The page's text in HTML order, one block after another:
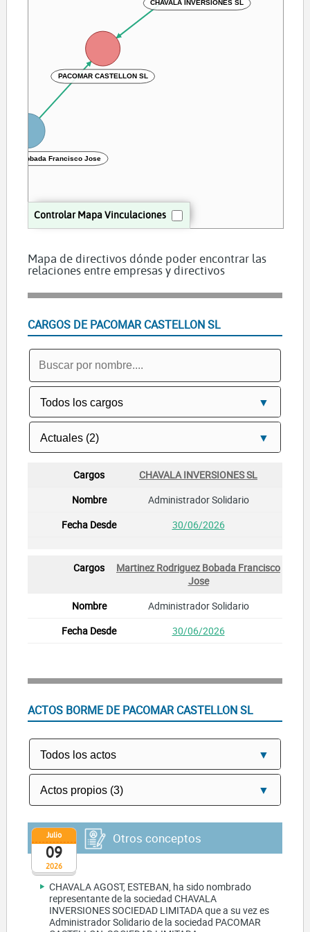
Controlar Mapa Vinculaciones
PACOMAR CASTELLON SL
Bobada Francisco Jose
CHAVALA INVERSIONES SL
Mapa de directivos dónde poder encontrar las
relaciones entre empresas y directivos
CARGOS DE PACOMAR CASTELLON SL
CHAVALA INVERSIONES SL
Administrador Solidario
30/06/2026
Martinez Rodriguez Bobada Francisco
Jose
Administrador Solidario
30/06/2026
ACTOS BORME DE PACOMAR CASTELLON SL
2026
Julio
09
Otros conceptos
CHAVALA AGOST, ESTEBAN, ha sido nombrado
representante de la sociedad CHAVALA
INVERSIONES SOCIEDAD LIMITADA que a su vez es
Administrador Solidario de la sociedad PACOMAR